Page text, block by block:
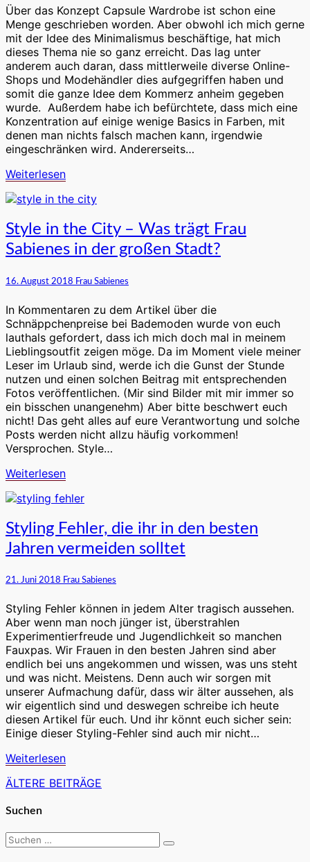
zum
Anziehen!
Über das Konzept Capsule Wardrobe ist schon eine
Menge geschrieben worden. Aber obwohl ich mich gerne
mit der Idee des Minimalismus beschäftige, hat mich
dieses Thema nie so ganz erreicht. Das lag unter
anderem auch daran, dass mittlerweile diverse Online-
Shops und Modehändler dies aufgegriffen haben und
somit die ganze Idee dem Kommerz anheim gegeben
wurde. Außerdem habe ich befürchtete, dass mich eine
Konzentration auf einige wenige Basics in Farben, mit
denen man nichts falsch machen kann, irgendwie
eingeschränken wird. Andererseits…
WeiterlesenWeiterlesen
Style
in
the
–
trägt
Frau
Sabienes
in
der
großen
Stadt?
Style in the City – Was trägt Frau
Sabienes in der großen Stadt?
16. August 2018 Frau Sabienes
In Kommentaren zu dem Artikel über die
Schnäppchenpreise bei Bademoden wurde von euch
lauthals gefordert, dass ich mich doch mal in meinem
Lieblingsoutfit zeigen möge. Da im Moment viele meiner
Leser im Urlaub sind, werde ich die Gunst der Stunde
nutzen und einen solchen Beitrag mit entsprechenden
Fotos veröffentlichen. (Mir sind Bilder mit mir immer so
ein bisschen unangenehm) Aber bitte beschwert euch
nicht! Das geht alles auf eure Verantwortung und solche
Posts werden nicht allzu häufig vorkommen!
Versprochen. Style…
WeiterlesenWeiterlesen
Styling
Fehler,
die
in
besten
Jahren
vermeiden
solltet
Styling Fehler, die ihr in den besten
Jahren vermeiden solltet
21. Juni 2018 Frau Sabienes
Styling Fehler können in jedem Alter tragisch aussehen.
Aber wenn man noch jünger ist, überstrahlen
Experimentierfreude und Jugendlichkeit so manchen
Fauxpas. Wir Frauen in den besten Jahren sind aber
endlich bei uns angekommen und wissen, was uns steht
und was nicht. Meistens. Denn auch wir sorgen mit
unserer Aufmachung dafür, dass wir älter aussehen, als
wir eigentlich sind und deswegen schreibe ich heute
diesen Artikel für euch. Und ihr könnt euch sicher sein:
Einige dieser Styling-Fehler sind auch mir nicht…
WeiterlesenWeiterlesen
Beitragsnavigation
ÄLTERE BEITRÄGE
Suchen
Suchen
Suchen